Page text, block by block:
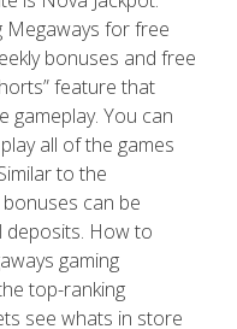
Megaways for free
bonuses and free
feature that
gameplay. You can
all of the games
to the
can be
deposits. How to
gaming
top-ranking
see whats in store